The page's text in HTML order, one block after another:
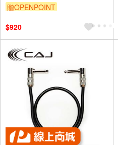
贈OPENPOINT
$920